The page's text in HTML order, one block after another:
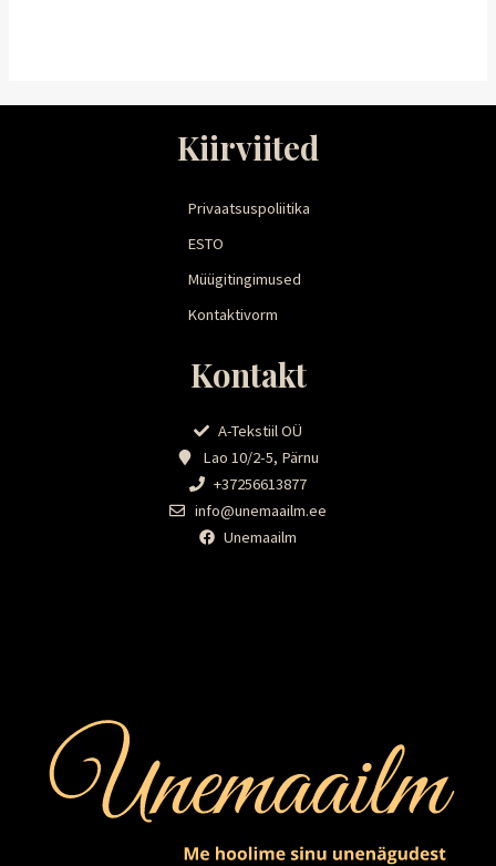
Kiirviited
Privaatsuspoliitika
ESTO
Müügitingimused
Kontaktivorm
Kontakt
A-Tekstiil OÜ
Lao 10/2-5, Pärnu
+37256613877
info@unemaailm.ee
Unemaailm